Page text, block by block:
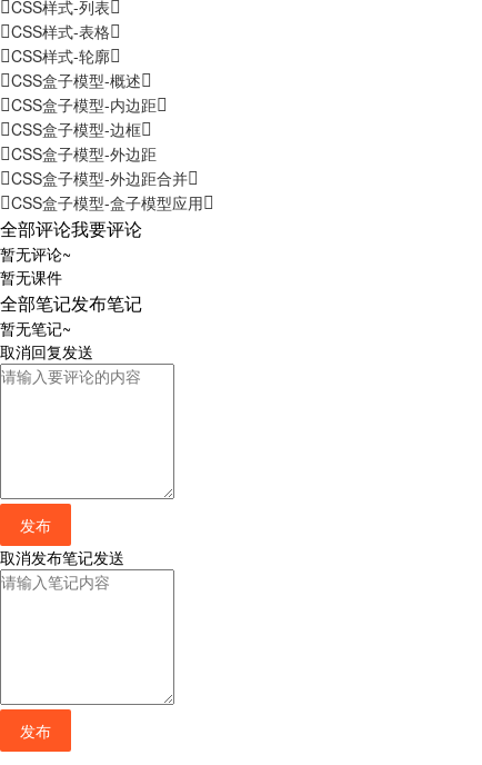
CSS样式-列表
CSS样式-表格
CSS样式-轮廓
CSS盒子模型-概述
CSS盒子模型-内边距
CSS盒子模型-边框
CSS盒子模型-外边距
CSS盒子模型-外边距合并
CSS盒子模型-盒子模型应用
全部评论我要评论
暂无评论~
暂无课件
全部笔记发布笔记
暂无笔记~
取消回复发送
发布
取消发布笔记发送
发布